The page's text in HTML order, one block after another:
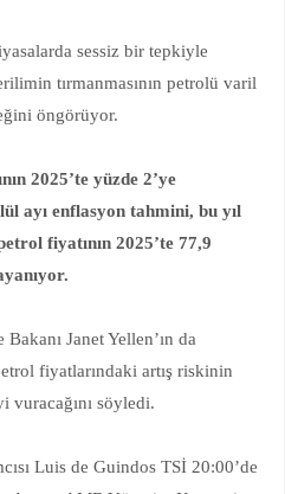
sessiz bir tepkiyle
tırmanmasının petrolü varil
öngörüyor.
2025’te yüzde 2’ye
ayı enflasyon tahmini, bu yıl
fiyatının 2025’te 77,9
Janet Yellen’ın da
fiyatlarındaki artış riskinin
vuracağını söyledi.
Luis de Guindos TSİ 20:00’de